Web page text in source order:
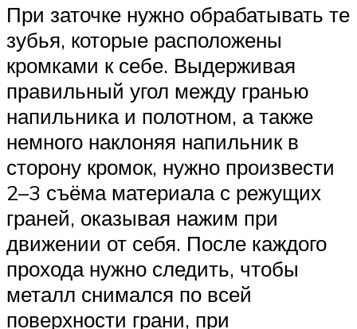
При заточке нужно обрабатывать те
зубья, которые расположены
кромками к себе. Выдерживая
правильный угол между гранью
напильника и полотном, а также
немного наклоняя напильник в
сторону кромок, нужно произвести
2–3 съёма материала с режущих
граней, оказывая нажим при
движении от себя. После каждого
прохода нужно следить, чтобы
металл снимался по всей
поверхности грани, при